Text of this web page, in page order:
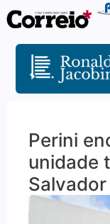
Perini
unidade
Salvador